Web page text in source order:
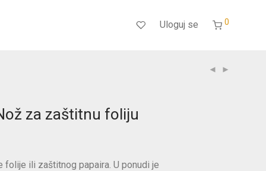
Uloguj se 0
za zaštitnu foliju
folije ili zaštitnog papaira. U ponudi je